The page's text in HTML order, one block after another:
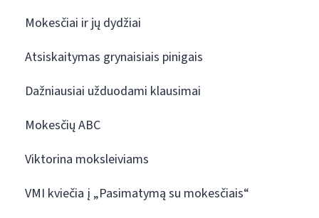
Mokesčiai ir jų dydžiai
Atsiskaitymas grynaisiais pinigais
Dažniausiai užduodami klausimai
Mokesčių ABC
Viktorina moksleiviams
VMI kviečia į „Pasimatymą su mokesčiais“